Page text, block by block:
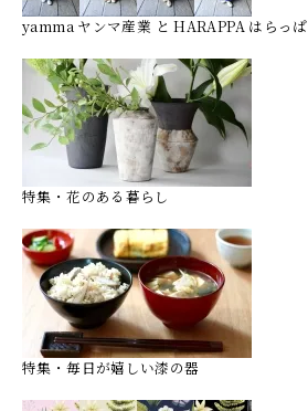
yamma ヤンマ産業 と HARAPPA はらっぱ
特集・花のある暮らし
特集・毎日が嬉しい漆の器